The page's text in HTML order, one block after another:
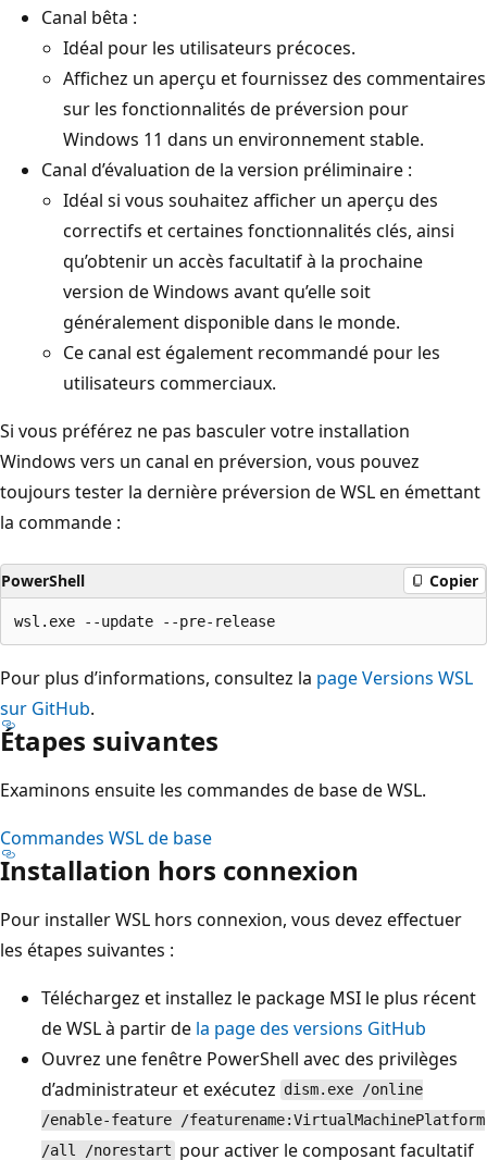
Canal bêta :
Idéal pour les utilisateurs précoces.
Affichez un aperçu et fournissez des commentaires
sur les fonctionnalités de préversion pour
Windows 11 dans un environnement stable.
Canal d’évaluation de la version préliminaire :
Idéal si vous souhaitez afficher un aperçu des
correctifs et certaines fonctionnalités clés, ainsi
qu’obtenir un accès facultatif à la prochaine
version de Windows avant qu’elle soit
généralement disponible dans le monde.
Ce canal est également recommandé pour les
utilisateurs commerciaux.
Si vous préférez ne pas basculer votre installation
Windows vers un canal en préversion, vous pouvez
toujours tester la dernière préversion de WSL en émettant
la commande :
PowerShell Copier
Pour plus d’informations, consultez la page Versions WSL
sur GitHub.
Étapes suivantes
Examinons ensuite les commandes de base de WSL.
Commandes WSL de base
Installation hors connexion
Pour installer WSL hors connexion, vous devez effectuer
les étapes suivantes :
Téléchargez et installez le package MSI le plus récent
de WSL à partir de la page des versions GitHub
Ouvrez une fenêtre PowerShell avec des privilèges
d’administrateur et exécutez dism.exe /online
/enable-feature /featurename:VirtualMachinePlatform
/all /norestart pour activer le composant facultatif